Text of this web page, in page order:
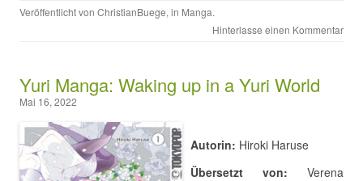
Veröffentlicht von ChristianBuege, in Manga.
Hinterlasse einen Kommentar
Yuri Manga: Waking up in a Yuri World
Mai 16, 2022
Autorin: Hiroki Haruse
Übersetzt von: Verena